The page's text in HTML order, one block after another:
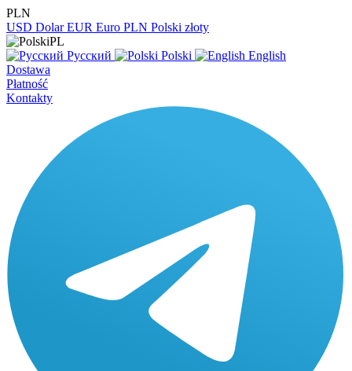
PLN
USD Dolar EUR Euro PLN Polski złoty
PL
Русский
Polski
English
Dostawa
Płatność
Kontakty